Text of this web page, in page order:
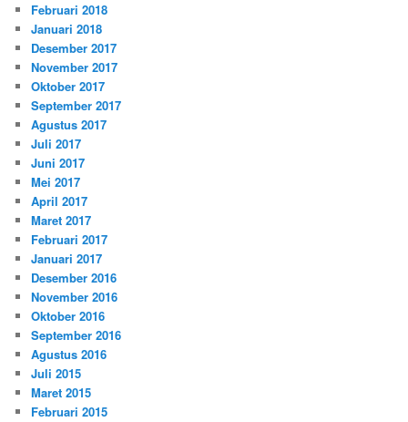
Februari 2018
Januari 2018
Desember 2017
November 2017
Oktober 2017
September 2017
Agustus 2017
Juli 2017
Juni 2017
Mei 2017
April 2017
Maret 2017
Februari 2017
Januari 2017
Desember 2016
November 2016
Oktober 2016
September 2016
Agustus 2016
Juli 2015
Maret 2015
Februari 2015